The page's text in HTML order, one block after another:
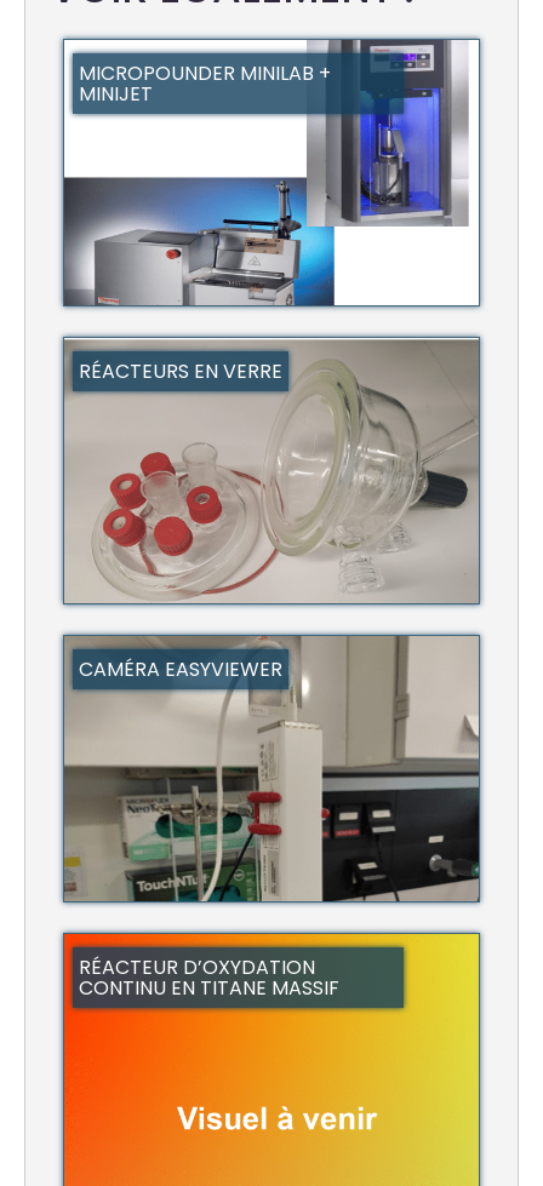
MICROPOUNDER MINILAB +
MINIJET
RÉACTEURS EN VERRE
CAMÉRA EASYVIEWER
RÉACTEUR D’OXYDATION
CONTINU EN TITANE MASSIF